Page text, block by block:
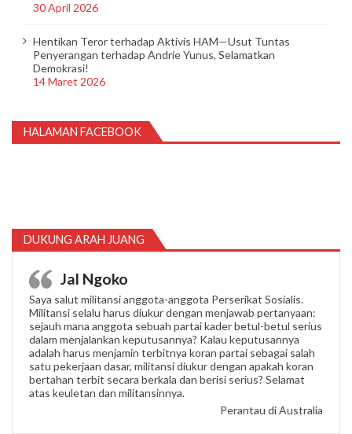
30 April 2026
Hentikan Teror terhadap Aktivis HAM—Usut Tuntas
Penyerangan terhadap Andrie Yunus, Selamatkan
Demokrasi!
14 Maret 2026
HALAMAN FACEBOOK
DUKUNG ARAH JUANG
Jal Ngoko
Saya salut militansi anggota-anggota Perserikat Sosialis.
Militansi selalu harus diukur dengan menjawab pertanyaan:
sejauh mana anggota sebuah partai kader betul-betul serius
dalam menjalankan keputusannya? Kalau keputusannya
adalah harus menjamin terbitnya koran partai sebagai salah
satu pekerjaan dasar, militansi diukur dengan apakah koran
bertahan terbit secara berkala dan berisi serius? Selamat
atas keuletan dan militansinnya.
Perantau di Australia